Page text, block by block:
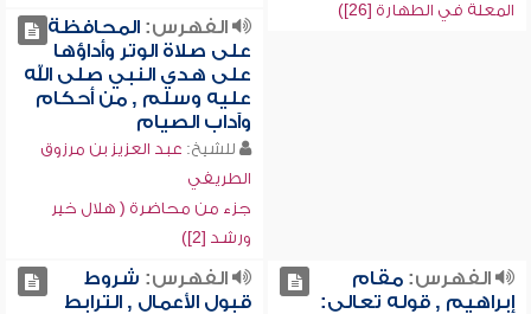
المعلة في الطهارة [26])
الفهرس:المحافظة
على صلاة الوتر وأداؤها
على هدي النبي صلى الله
عليه وسلم , من أحكام
وآداب الصيام
للشيخ: عبد العزيز بن مرزوق
الطريفي
جزء من محاضرة ( هلال خير
ورشد [2])
الفهرس:مقام
إبراهيم , قوله تعالى:
الفهرس: شروط
قبول الأعمال , الترابط